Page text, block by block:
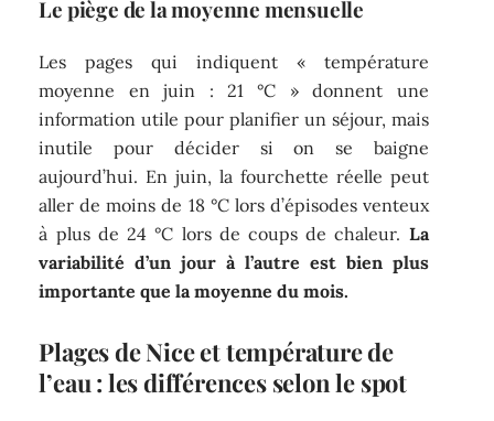
Le piège de la moyenne mensuelle
Les pages qui indiquent « température
moyenne en juin : 21 °C » donnent une
information utile pour planifier un séjour, mais
inutile pour décider si on se baigne
aujourd’hui. En juin, la fourchette réelle peut
aller de moins de 18 °C lors d’épisodes venteux
à plus de 24 °C lors de coups de chaleur. La
variabilité d’un jour à l’autre est bien plus
importante que la moyenne du mois.
Plages de Nice et température de
l’eau : les différences selon le spot